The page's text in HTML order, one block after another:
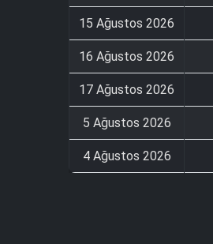
15 Ağustos 2026
16 Ağustos 2026
17 Ağustos 2026
5 Ağustos 2026
4 Ağustos 2026